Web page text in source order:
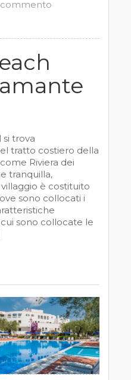
commento
si trova
tratto costiero della
Riviera dei
tranquilla,
è costituito
sono collocati i
sono collocate le